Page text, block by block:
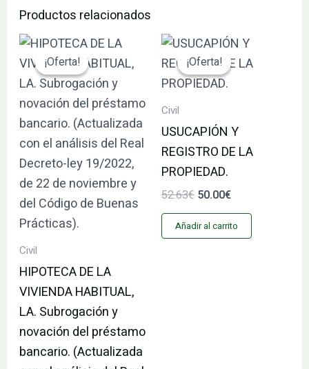
Productos relacionados
¡Oferta!
¡Oferta!
Civil
HIPOTECA DE LA
VIVIENDA HABITUAL,
LA. Subrogación y
novación del préstamo
bancario. (Actualizada
El
precio
original
era:
60.00€.
El
precio
actual
es:
57.00€.
¡Oferta!
¡Oferta!
Civil
USUCAPIÓN Y
REGISTRO DE LA
PROPIEDAD.
52.63€
El
precio
original
era:
50.00€
El
precio
actual
Añadir al carrito